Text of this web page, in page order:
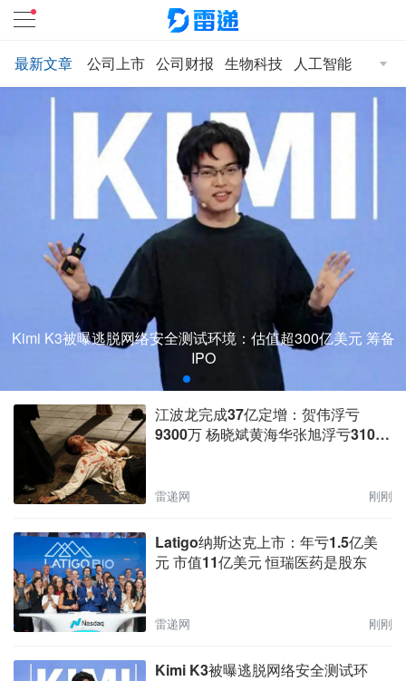
最新文章 公司上市 公司财报 生物科技 人工智能 智能
智能汽车 电商消费
Kimi K3被曝逃脱网络安全测试环境：估值超300亿美元 筹备
IPO
江波龙完成37亿定增：贺伟浮亏
9300万 杨晓斌黄海华张旭浮亏3100
雷递网 刚刚
Latigo纳斯达克上市：年亏1.5亿美
元 市值11亿美元 恒瑞医药是股东
雷递网 刚刚
Kimi K3被曝逃脱网络安全测试环